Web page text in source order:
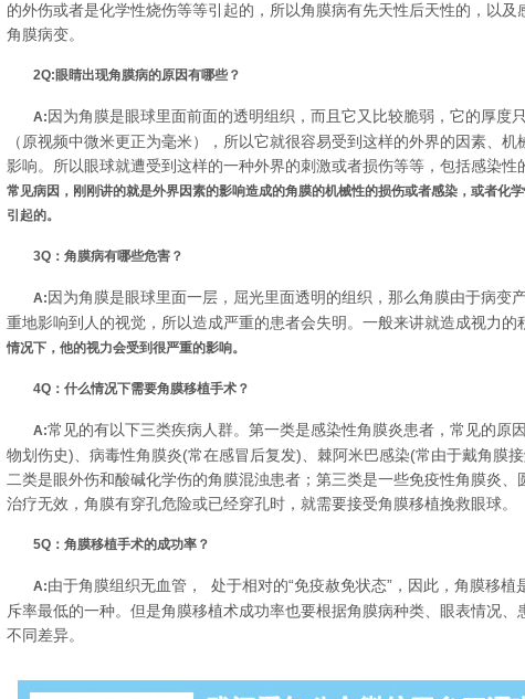
的外伤或者是化学性烧伤等等引起的，所以角膜病有先天性后天性的，以及
角膜病变。
2Q:眼睛出现角膜病的原因有哪些？
A: 因为角膜是眼球里面前面的透明组织，而且它又比较脆弱，它的厚度
（原视频中微米更正为毫米），所以它就很容易受到这样的外界的因素、
影响。所以眼球就遭受到这样的一种外界的刺激或者损伤等等，包括感染性
常见病因，刚刚讲的就是外界因素的影响造成的角膜的机械性的损伤或者感染，或者化
引起的。
3Q： 角膜病有哪些危害 ？
A: 因为角膜是眼球里面一层，屈光里面透明的组织，那么角膜由于病变
重地影响到人的视觉，所以造成严重的患者会失明。一般来讲就造成视力的
情况下，他的视力会受到很严重的影响。
4Q：什么情况下需要角膜移植手术 ？
A:常见的有以下三类疾病人群。第一类是感染性角膜炎患者，常见的原
物划伤史)、病毒性角膜炎(常在感冒后复发)、棘阿米巴感染(常由于戴角膜
二类是眼外伤和酸碱化学伤的角膜混浊患者；第三类是一些免疫性角膜炎、
治疗无效，角膜有穿孔危险或已经穿孔时，就需要接受角膜移植挽救眼球。
5Q： 角膜移植手术的成功率 ？
A:由于角膜组织无血管， 处于相对的“免疫赦免状态”，因此，角膜移植
斥率最低的一种。但是角膜移植术成功率也要根据角膜病种类、眼表情况
不同差异。